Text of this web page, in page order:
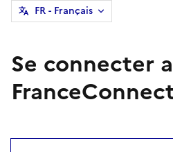
FR - Français
Se connecter